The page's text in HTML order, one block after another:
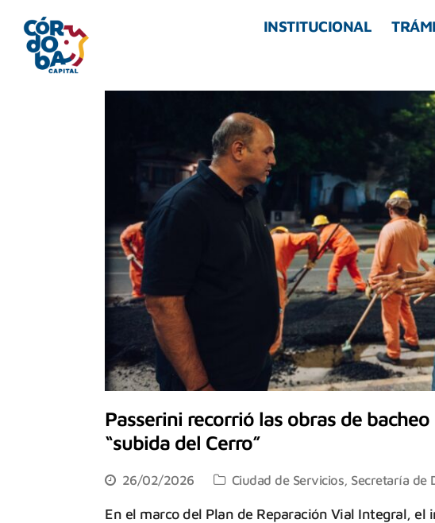
INSTITUCIONAL
Passerini recorrió las obras de
“subida del Cerro”
26/02/2026 Ciudad de Servicios, Secretaría de
En el marco del Plan de Reparación Vial Integral,